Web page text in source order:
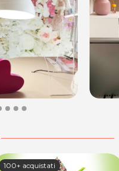
100+ acquistati